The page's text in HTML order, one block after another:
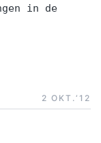
in de
2 OKT.‘12